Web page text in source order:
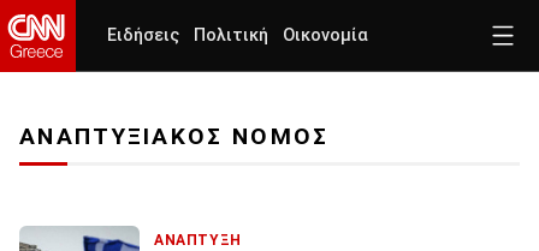
Ειδήσεις Πολιτική Οικονομία
ΑΝΑΠΤΥΞΙΑΚΟΣ ΝΟΜΟΣ
ΑΝΑΠΤΥΞΗ